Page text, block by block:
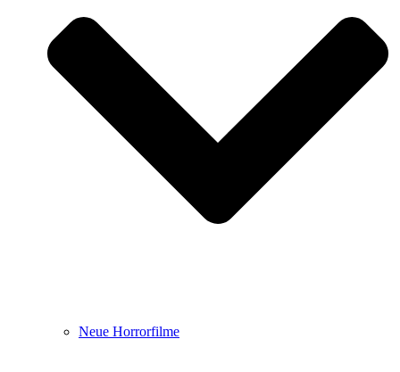
Neue Horrorfilme